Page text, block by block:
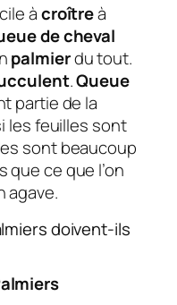
àcroîtreà
de cheval
palmierdu tout.
.Queue
partie de la
les feuilles sont
sont beaucoup
ce que l’on
agave.
doivent-ils